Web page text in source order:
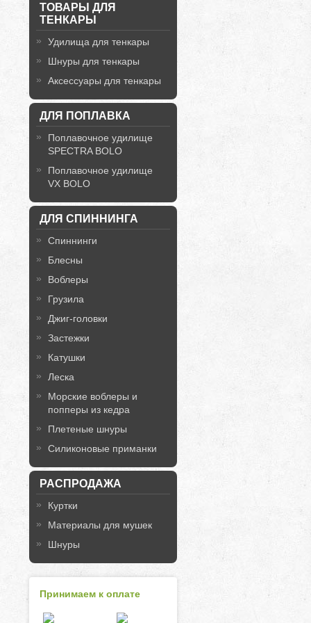
ТОВАРЫ ДЛЯ
ТЕНКАРЫ
Удилища для тенкары
Шнуры для тенкары
Аксессуары для тенкары
ДЛЯ ПОПЛАВКА
Поплавочное удилище
SPECTRA BOLO
Поплавочное удилище
VX BOLO
ДЛЯ СПИННИНГА
Спиннинги
Блесны
Воблеры
Грузила
Джиг-головки
Застежки
Катушки
Леска
Морские воблеры и
попперы из кедра
Плетеные шнуры
Силиконовые приманки
РАСПРОДАЖА
Куртки
Материалы для мушек
Шнуры
Принимаем к оплате